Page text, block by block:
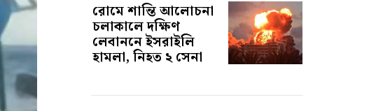
রোমে শান্তি আলোচনা
চলাকালে দক্ষিণ
লেবাননে ইসরাইলি
হামলা, নিহত ২ সেনা